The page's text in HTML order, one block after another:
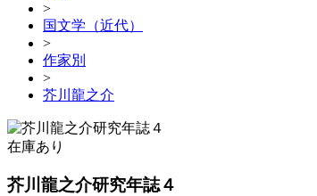
>
国文学（近代）
>
作家別
>
芥川龍之介
在庫あり
芥川龍之介研究年誌４